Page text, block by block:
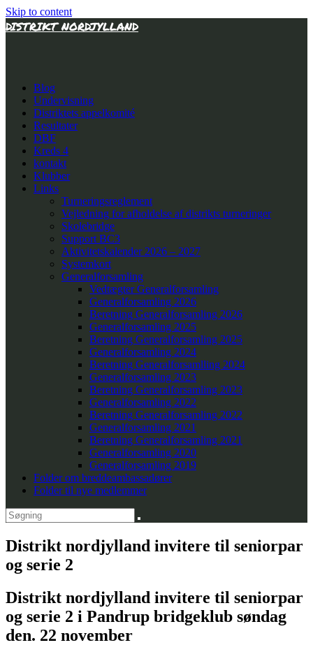
Skip to content
DISTRIKT NORDJYLLAND
Blog
Undervisning
Distriktets appelkomité
Resultater
DBF
Kreds 4
kontakt
Klubber
Links
Turneringsreglement
Vejledning for afholdelse af distrikts turneringer
Skolebridge
Support BC3
Aktivitetskalender 2026 – 2027
Systemkort
Generalforsamling
Vedtægter Generalforsamling
Generalforsamling 2026
Beretning Generalforsamling 2026
Generalforsamling 2025
Beretning Generalforsamling 2025
Generalforsamling 2024
Beretning Generalforsamlling 2024
Generalforsamling 2023
Beretning Generalforsamling 2023
Generalforsamling 2022
Beretning Generalforsamling 2022
Generalforsamling 2021
Beretning Generalforsamling 2021
Generalforsamling 2020
Generalforsamling 2019
Folder om breddeambassadører
Folder til nye medlemmer
Distrikt nordjylland invitere til seniorpar
og serie 2
Distrikt nordjylland invitere til seniorpar
og serie 2 i Pandrup bridgeklub søndag
den. 22 november